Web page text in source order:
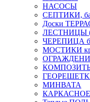
НАСОСЫ
СЕПТИКИ,
Доски
ЛЕСТНИЦЫ
ЧЕРЕПИЦА
МОСТИКИ
КОМПОЗИТЫ
МИНВАТА
КАРКАСНОЕ